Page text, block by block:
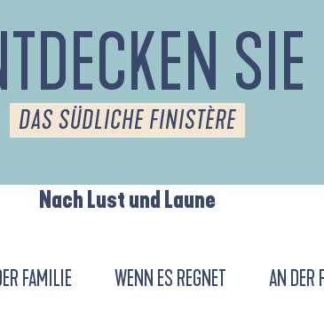
SIE
DAS SÜDLICHE FINISTÈRE
Nach Lust und Laune
FAMILIE WENN ES REGNET AN DER